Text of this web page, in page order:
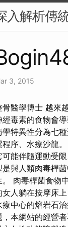
入解析傳
3, 2015
骨醫學博士 越來
經毒素的食物會
學特異性分為七
程序、水療沙龍
可能伴隨運動受
是與人類肉毒桿
。 肉毒桿菌食物
女人躺在按摩床
療中心的熔岩石
，本網站的經營